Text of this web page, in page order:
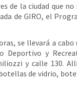
de la ciudad que no
de GIRO, el
se llevará a cabo
Deportivo y
y calle 130.
de vidrio,